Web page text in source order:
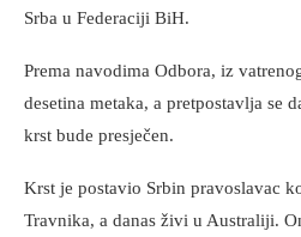
Srba u Federaciji BiH.
Prema navodima Odbora, iz
desetina metaka, a pretpostavlja se
krst bude presječen.
Krst je postavio Srbin pravoslavac
Travnika, a danas živi u Australiji.